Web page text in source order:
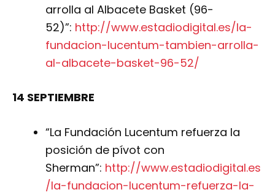
arrolla al Albacete Basket (96-
52)”: http://www.estadiodigital.es/la-
fundacion-lucentum-tambien-arrolla-
al-albacete-basket-96-52/
14 SEPTIEMBRE
“La Fundación Lucentum refuerza la
posición de pívot con
Sherman”: http://www.estadiodigital.es
/la-fundacion-lucentum-refuerza-la-